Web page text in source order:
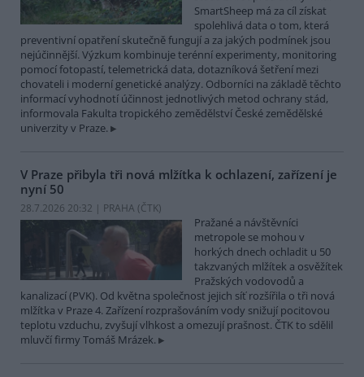
SmartSheep má za cíl získat
spolehlivá data o tom, která
preventivní opatření skutečně fungují a za jakých podmínek jsou
nejúčinnější. Výzkum kombinuje terénní experimenty, monitoring
pomocí fotopastí, telemetrická data, dotazníková šetření mezi
chovateli i moderní genetické analýzy. Odborníci na základě těchto
informací vyhodnotí účinnost jednotlivých metod ochrany stád,
informovala Fakulta tropického zemědělství České zemědělské
univerzity v Praze.
V Praze přibyla tři nová mlžítka k ochlazení, zařízení je
nyní 50
28.7.2026 20:32 | PRAHA (ČTK)
Pražané a návštěvníci
metropole se mohou v
horkých dnech ochladit u 50
takzvaných mlžítek a osvěžítek
Pražských vodovodů a
kanalizací (PVK). Od května společnost jejich síť rozšířila o tři nová
mlžítka v Praze 4. Zařízení rozprašováním vody snižují pocitovou
teplotu vzduchu, zvyšují vlhkost a omezují prašnost. ČTK to sdělil
mluvčí firmy Tomáš Mrázek.